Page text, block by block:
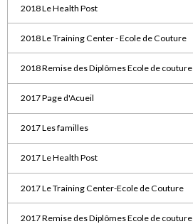
2018 Le Health Post
2018 Le Training Center - Ecole de Couture
2018 Remise des Diplômes Ecole de couture
2017 Page d'Acueil
2017 Les familles
2017 Le Health Post
2017 Le Training Center-Ecole de Couture
2017 Remise des Diplômes Ecole de couture